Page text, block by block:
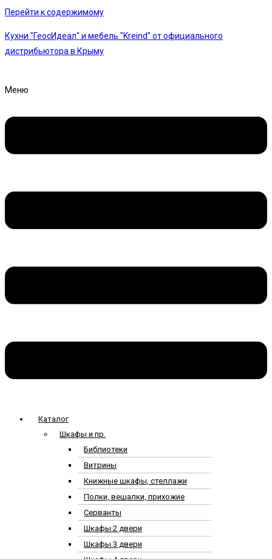
Перейти к содержимому
Кухни "ГеосИдеал" и мебель "Kreind" от официального
дистрибьютора в Крыму
Меню
Каталог
Шкафы и пр.
Библиотеки
Витрины
Книжные шкафы, стеллажи
Полки, вешалки, прихожие
Серванты
Шкафы 2 двери
Шкафы 3 двери